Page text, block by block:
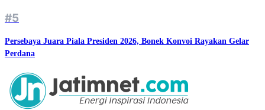
#5
Persebaya Juara Piala Presiden 2026, Bonek Konvoi Rayakan Gelar
Perdana